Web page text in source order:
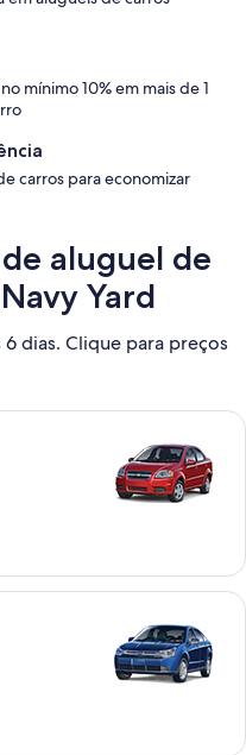
mínimo 10% em mais de 1
carros para economizar
aluguel de
Yard
dias. Clique para preços